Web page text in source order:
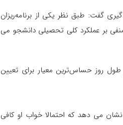
گفت: طبق نظر یکی از برنامه‌ریزان
بر عملکرد کلی تحصیلی دانشجو می
طول روز حساس‌ترین معیار برای تعیین
می دهد که احتمالا خواب او کافی